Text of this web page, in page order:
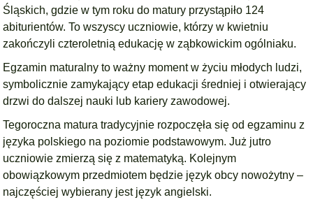
Śląskich, gdzie w tym roku do matury przystąpiło 124
abiturientów. To wszyscy uczniowie, którzy w kwietniu
zakończyli czteroletnią edukację w ząbkowickim ogólniaku.
Egzamin maturalny to ważny moment w życiu młodych ludzi,
symbolicznie zamykający etap edukacji średniej i otwierający
drzwi do dalszej nauki lub kariery zawodowej.
Tegoroczna matura tradycyjnie rozpoczęła się od egzaminu z
języka polskiego na poziomie podstawowym. Już jutro
uczniowie zmierzą się z matematyką. Kolejnym
obowiązkowym przedmiotem będzie język obcy nowożytny –
najczęściej wybierany jest język angielski.